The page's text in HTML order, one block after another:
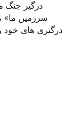
درگیر جنگ
سرزمین ما»
درگیری های خود